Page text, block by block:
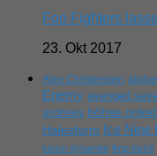
Foo Fighters
23. Okt 2017
Alex Christensen
Enemy avenged
andrews böhse
Halestorm Ice Nine
kissin dynamite limp bizkit